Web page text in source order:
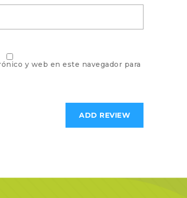
y web en este navegador para